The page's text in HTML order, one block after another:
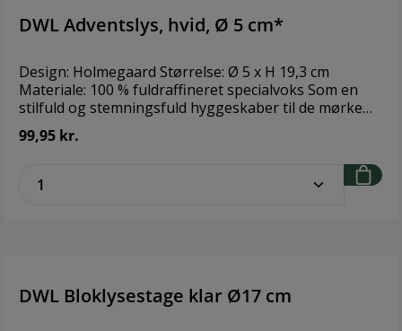
DWL Adventslys, hvid, Ø 5 cm*
Design: Holmegaard Størrelse: Ø 5 x H 19,3 cm
Materiale: 100 % fuldraffineret specialvoks Som en
stilfuld og stemningsfuld hyggeskaber til de mørke
vintermorgener - og -eftermiddage, hvor især de
yngste og de barnlige sjæle utålmodigt venter på, at
december går op i lysets flammer, og den store dag
endelig oprinder. En god gaveidé til adventskalender
eller som første gave til pakkekalenderen. Brændetid
99,95 kr.
DWL Bloklysestage klar Ø17 cm